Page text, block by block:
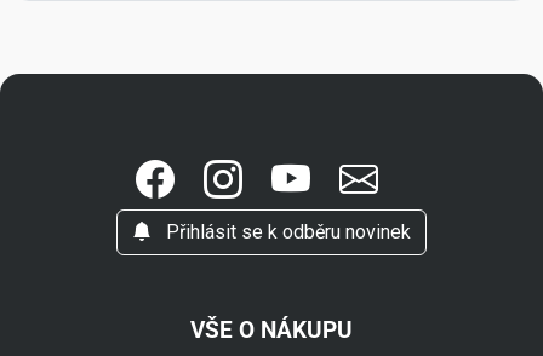
Přihlásit se k odběru novinek
VŠE O NÁKUPU